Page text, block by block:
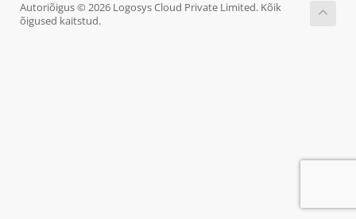
Autoriõigus © 2026 Logosys Cloud Private Limited. Kõik
õigused kaitstud.